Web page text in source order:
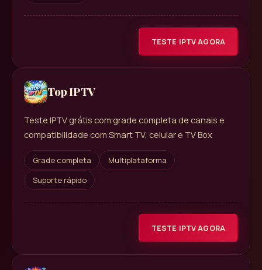
TESTE IPTV AGORA
Top IPTV
Teste IPTV grátis com grade completa de canais e
compatibilidade com Smart TV, celular e TV Box
Grade completa
Multiplataforma
Suporte rápido
TESTE IPTV AGORA